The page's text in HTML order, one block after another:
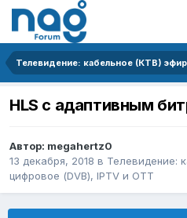
HLS с адаптивным
Автор: megahertz0
13 декабря, 2018 в Телевидение:
цифровое (DVB), IPTV и OTT